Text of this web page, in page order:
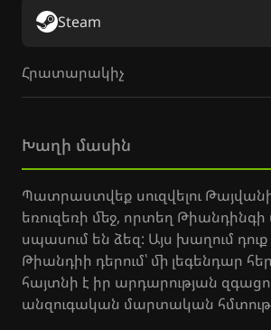
Խաղի մասին
Պատրաստվեք սուզվելու
եռուզեռի մեջ, որտեղ
սպասում են ձեզ: Այս խաղում
Թիանդիի դերում՝ մի լեգենդար
հայտնի է իր արդարության
անզուգական մարտական
Steam
Հրատարակիչ